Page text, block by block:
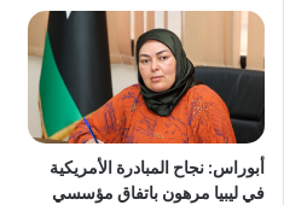
أبوراس: نجاح المبادرة الأمريكية
في ليبيا مرهون باتفاق مؤسسي